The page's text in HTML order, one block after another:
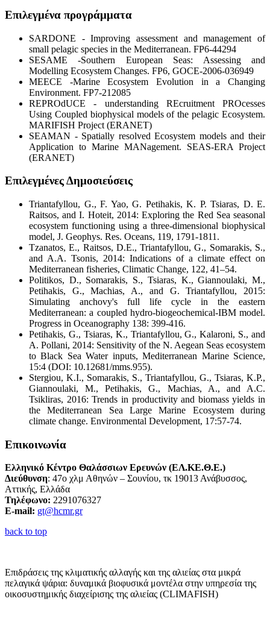
Επιλεγμένα προγράμματα
SARDONE - Improving assessment and management of
small pelagic species in the Mediterranean. FP6-44294
SESAME -Southern European Seas: Assessing and
Modelling Ecosystem Changes. FP6, GOCE-2006-036949
MEECE -Marine Ecosystem Evolution in a Changing
Environment. FP7-212085
REPROdUCE - understanding REcruitment PROcesses
Using Coupled biophysical models of the pelagic Ecosystem.
MARIFISH Project (ERANET)
SEAMAN - Spatially resolved Ecosystem models and their
Application to Marine MANagement. SEAS-ERA Project
(ERANET)
Επιλεγμένες Δημοσιεύσεις
Triantafyllou, G., F. Yao, G. Petihakis, K. P. Tsiaras, D. E.
Raitsos, and I. Hoteit, 2014: Exploring the Red Sea seasonal
ecosystem functioning using a three-dimensional biophysical
model, J. Geophys. Res. Oceans, 119, 1791-1811.
Tzanatos, E., Raitsos, D.E., Triantafyllou, G., Somarakis, S.,
and A.A. Tsonis, 2014: Indications of a climate effect on
Mediterranean fisheries, Climatic Change, 122, 41–54.
Politikos, D., Somarakis, S., Tsiaras, K., Giannoulaki, M.,
Petihakis, G., Machias, A., and G. Triantafyllou, 2015:
Simulating anchovy's full life cycle in the eastern
Mediterranean: a coupled hydro-biogeochemical-IBM model.
Progress in Oceanography 138: 399-416.
Petihakis, G., Tsiaras, K., Triantafyllou, G., Kalaroni, S., and
A. Pollani, 2014: Sensitivity of the N. Aegean Seas ecosystem
to Black Sea Water inputs, Mediterranean Marine Science,
15:4 (DOI: 10.12681/mms.955).
Stergiou, K.I., Somarakis, S., Triantafyllou, G., Tsiaras, K.P.,
Giannoulaki, M., Petihakis, G., Machias, A., and A.C.
Tsikliras, 2016: Trends in productivity and biomass yields in
the Mediterranean Sea Large Marine Ecosystem during
climate change. Environmental Development, 17:57-74.
Επικοινωνία
Ελληνικό Κέντρο Θαλάσσιων Ερευνών (ΕΛ.ΚΕ.Θ.Ε.)
Διεύθυνση: 47ο χλμ Αθηνών – Σουνίου, τκ 19013 Ανάβυσσος,
Αττικής, Ελλάδα
Τηλέφωνο: 2291076327
E-mail: gt@hcmr.gr
back to top
Επιδράσεις της κλιματικής αλλαγής και της αλιείας στα μικρά
πελαγικά ψάρια: δυναμικά βιοφυσικά μοντέλα στην υπηρεσία της
οικοσυστημικής διαχείρισης της αλιείας (CLIMAFISH)